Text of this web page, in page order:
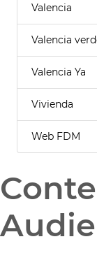
Valencia
Valencia
Valencia Ya
Vivienda
Web FDM